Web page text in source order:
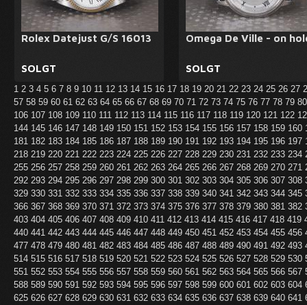
Rolex Datejust G/S 16013
SOLGT
Omega De Ville - on
SOLGT
1 2 3 4 5 6 7 8 9 10 11 12 13 14 15 16 17 18 19 20 21 22 23 24 25 26 27
57 58 59 60 61 62 63 64 65 66 67 68 69 70 71 72 73 74 75 76 77 78 79
106 107 108 109 110 111 112 113 114 115 116 117 118 119 120 121 122
144 145 146 147 148 149 150 151 152 153 154 155 156 157 158 159 160
181 182 183 184 185 186 187 188 189 190 191 192 193 194 195 196 197
218 219 220 221 222 223 224 225 226 227 228 229 230 231 232 233 234
255 256 257 258 259 260 261 262 263 264 265 266 267 268 269 270 271
292 293 294 295 296 297 298 299 300 301 302 303 304 305 306 307 308
329 330 331 332 333 334 335 336 337 338 339 340 341 342 343 344 345
366 367 368 369 370 371 372 373 374 375 376 377 378 379 380 381 382
403 404 405 406 407 408 409 410 411 412 413 414 415 416 417 418 419
440 441 442 443 444 445 446 447 448 449 450 451 452 453 454 455 456
477 478 479 480 481 482 483 484 485 486 487 488 489 490 491 492 493
514 515 516 517 518 519 520 521 522 523 524 525 526 527 528 529 530
551 552 553 554 555 556 557 558 559 560 561 562 563 564 565 566 567
588 589 590 591 592 593 594 595 596 597 598 599 600 601 602 603 604
625 626 627 628 629 630 631 632 633 634 635 636 637 638 639 640 641